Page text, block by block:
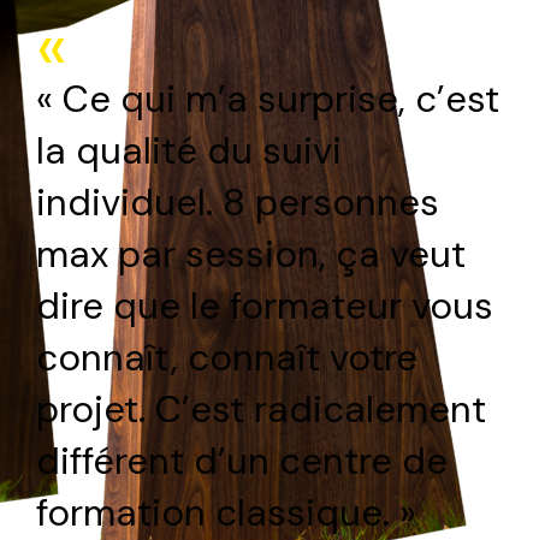
«
« Ce qui m’a surprise, c’est
la qualité du suivi
individuel. 8 personnes
max par session, ça veut
dire que le formateur vous
connaît, connaît votre
projet. C’est radicalement
différent d’un centre de
formation classique. »